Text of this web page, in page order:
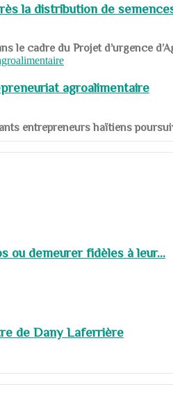
la distribution de
le cadre du Projet d’urgence
agroalimentaire
entrepreneurs haïtiens
ou demeurer fidèles à leur...
de Dany Laferrière